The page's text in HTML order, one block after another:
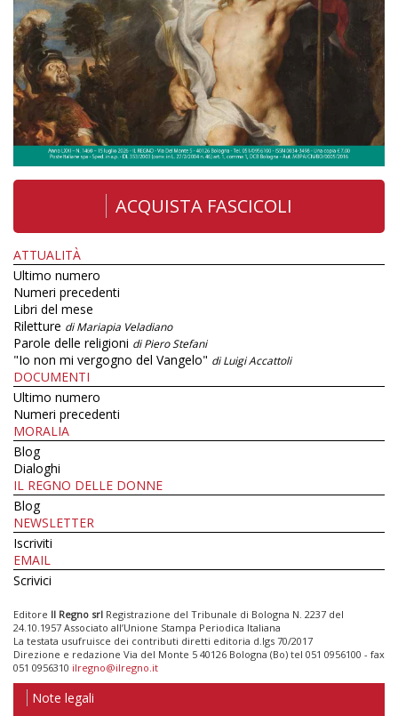
ACQUISTA FASCICOLI
ATTUALITÀ
Ultimo numero
Numeri precedenti
Libri del mese
Riletture di Mariapia Veladiano
Parole delle religioni di Piero Stefani
"Io non mi vergogno del Vangelo" di Luigi Accattoli
DOCUMENTI
Ultimo numero
Numeri precedenti
MORALIA
Blog
Dialoghi
IL REGNO DELLE DONNE
Blog
NEWSLETTER
Iscriviti
EMAIL
Scrivici
Editore Il Regno srl Registrazione del Tribunale di Bologna N. 2237 del
24.10.1957 Associato all’Unione Stampa Periodica Italiana
La testata usufruisce dei contributi diretti editoria d.lgs 70/2017
Direzione e redazione Via del Monte 5 40126 Bologna (Bo) tel 051 0956100 - fax
051 0956310 ilregno@ilregno.it
Note legali